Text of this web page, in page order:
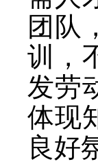
团队
训，
发劳
体现
良好